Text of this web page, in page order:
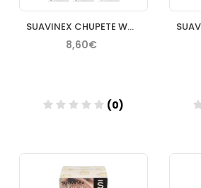
SUAVINEX CHUPETE WONDER SOFT 618M SILICONA FISIOLOGICO
8,60€
(0)